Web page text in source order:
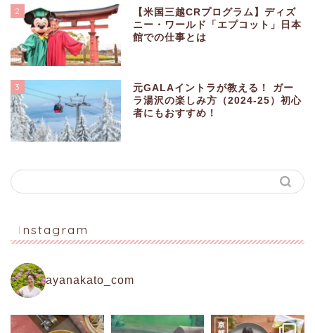
2
【米国三越CRプログラム】ディズ
ニー・ワールド「エプコット」日本
館での仕事とは
3
元GALAイントラが教える！ ガー
ラ湯沢の楽しみ方（2024-25）初心
者にもおすすめ！
Instagram
ayanakato_com